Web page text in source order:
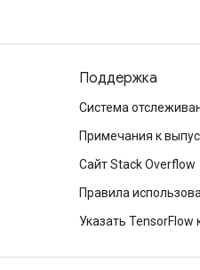
Поддержка
Система
Примечания к
Сайт Stack Overflow
Правила
Указать TensorFlow